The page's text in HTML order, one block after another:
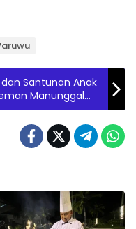
Santunan Anak
Manunggal